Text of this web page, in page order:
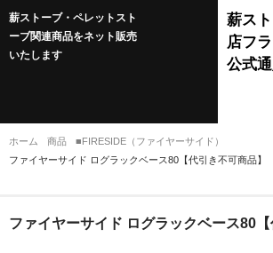
薪ストーブ・ペレットスト
ーブ関連商品をネット販売
いたします
薪ス
店フ
公式
薪ストーブ
JØTUL(ヨツール)
ホーム 商品
■FIRESIDE（ファイヤーサイド）
ファイヤーサイド ログラックベース80【代引き不可商品】
ファイヤーサイド ログラックベース80【